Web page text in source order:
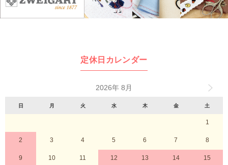
定休日カレンダー
2026年 8月
日 月 火 水 木 金 土
1
2 3 4 5 6 7 8
9 10 11 12 13 14 15